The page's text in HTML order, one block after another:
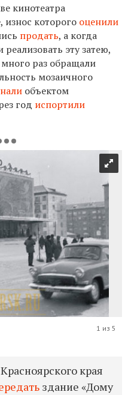
кинотеатра
износ которого оценили
продать, а когда
эту затею,
раз обращали
мозаичного
объектом
год испортили
1 из 5
края
здание «Дому